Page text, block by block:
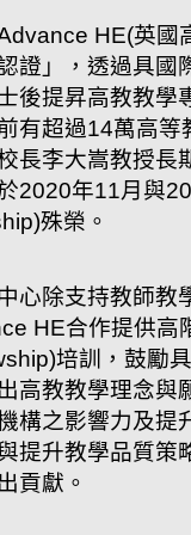
HE(英國
證」，透過具國
後提昇高教教學
有超過14萬高
長李大嵩教授長
2020年11月與
殊榮。
心除支持教師教
HE合作提供高
培訓，鼓勵
高教教學理念與
構之影響力及提
提升教學品質策
貢獻。